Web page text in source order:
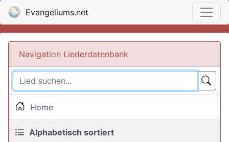
Evangeliums.net
Navigation Liederdatenbank
Home
Alphabetisch sortiert